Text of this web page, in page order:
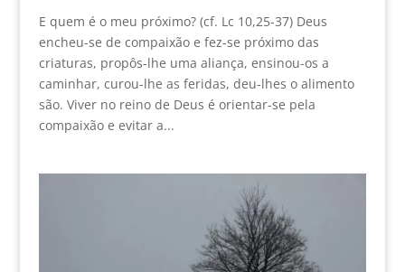
E quem é o meu próximo? (cf. Lc 10,25-37) Deus
encheu-se de compaixão e fez-se próximo das
criaturas, propôs-lhe uma aliança, ensinou-os a
caminhar, curou-lhe as feridas, deu-lhes o alimento
são. Viver no reino de Deus é orientar-se pela
compaixão e evitar a...